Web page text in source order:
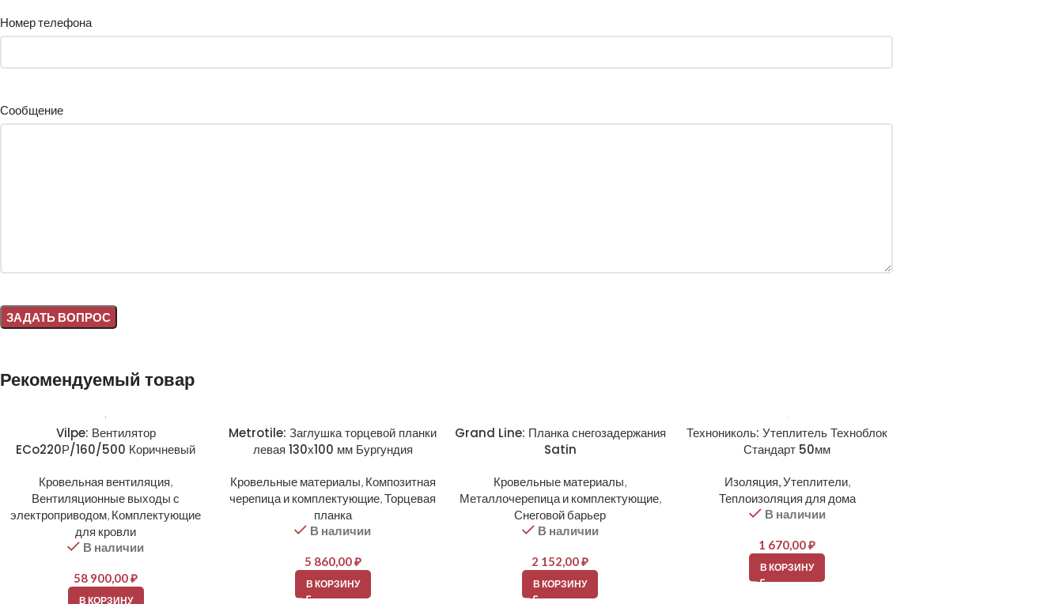
Номер телефона
Сообщение
Рекомендуемый товар
Vilpe: Вентилятор
ECo220Р/160/500 Коричневый
Кровельная вентиляция,
Вентиляционные выходы с
электроприводом, Комплектующие
для кровли
В наличии
58 900,00₽
В КОРЗИНУ
Metrotile: Заглушка торцевой планки
левая 130х100 мм Бургундия
Кровельные материалы, Композитная
черепица и комплектующие,Торцевая
планка
В наличии
5 860,00₽
В КОРЗИНУ
Grand Line: Планка снегозадержания
Satin
Кровельные материалы,
Металлочерепица и комплектующие,
Снеговой барьер
В наличии
2 152,00₽
В КОРЗИНУ
Технониколь: Утеплитель Техноблок
Стандарт 50мм
Изоляция, Утеплители,
Теплоизоляция для дома
В наличии
1 670,00₽
В КОРЗИНУ